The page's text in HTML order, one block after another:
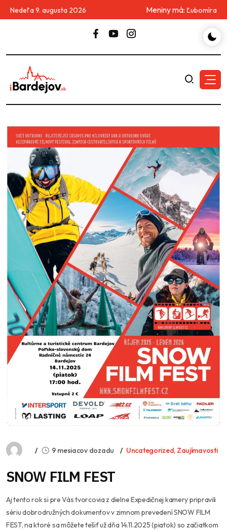
Nedeľa 9. augusta 2026 Meniny má: Ľubomíra
9 mesiacov dozadu Uncategorized, Zaujímavosti
SNOW FILM FEST
Aj tento rok si pre Vás tvorcovia z dielne Expedičnej kamery pripravili
sériu dobrodružných dokumentov v zimnom prevedení SNOW FILM
FEST, na ktoré sa môžete tešiť už dňa 14.11.2025 (piatok) so začiatkom